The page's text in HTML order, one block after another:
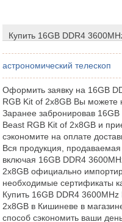
Купить 16GB DDR4
астрономический телескоп
Оформить заявку на 16GB
RGB Kit of 2x8GB Вы можете
Заранее забронировав
Beast RGB Kit of 2x8GB и
сэкономите на оплате
Вся продукция,
включая 16GB DDR4
2x8GB официально
необходимые сертификаты
Купить 16GB DDR4
2x8GB в Кишиневе в
способ сэкономить ваши